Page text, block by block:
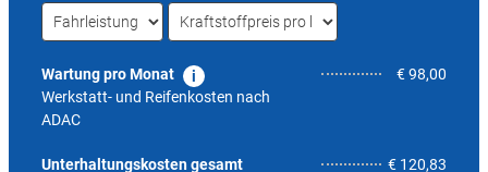
Wartung pro Monat
Werkstatt- und Reifenkosten nach
ADAC
€ 98,00
Unterhaltungskosten gesamt
€ 120,83